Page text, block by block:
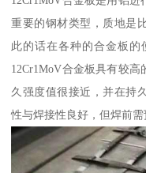
重要的钢材类型，质地是
此的话在各种的合金板的
12Cr1MoV合金板具有较
久强度值很接近，并在持
性与焊接性良好，但焊前